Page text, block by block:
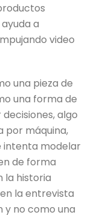
a
video
una pieza de
una forma de
algo
por máquina,
intenta modelar
de forma
la historia
la entrevista
y no como una